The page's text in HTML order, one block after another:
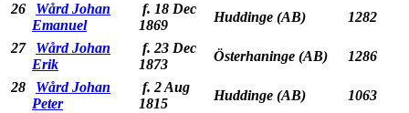
26
Wård Johan
Emanuel
f. 18 Dec
1869
Huddinge (AB)
1282
27
Wård Johan
Erik
f. 23 Dec
1873
Österhaninge (AB)
1286
28
Wård Johan
Peter
f. 2 Aug
1815
Huddinge (AB)
1063